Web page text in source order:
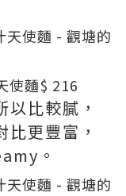
使麵$ 216
比較膩，
更豐富，
。